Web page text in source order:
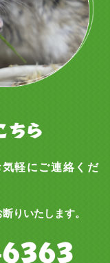
軽にご連絡くだ
りいたします。